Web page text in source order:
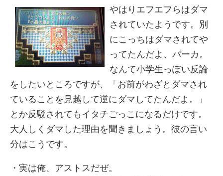
やはりエフエフらはダマ
されていたようです。別
にこっちはダマされてや
ってたんだよ、バーカ。
なんて小学生っぽい反論
をしたいところですが、「お前がわざとダマされ
ていることを見越して逆にダマしてたんだよ。」
とか反駁されてもイタチごっこになるだけです。
大人しくダマした理由を聞きましょう。彼の言い
分はこうです。
・実は俺、アストスだぜ。